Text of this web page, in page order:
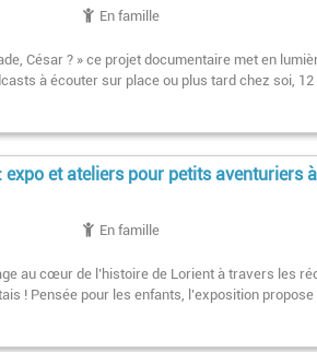
En famille
César ? » ce projet documentaire met en
à écouter sur place ou plus tard chez soi, 12
et ateliers pour petits aventuriers à
En famille
au cœur de l’histoire de Lorient à travers les
! Pensée pour les enfants, l’exposition propose